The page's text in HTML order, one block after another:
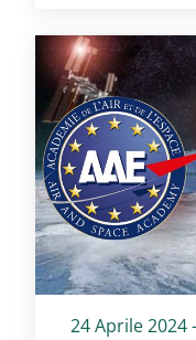
Titolo card:
24 Aprile